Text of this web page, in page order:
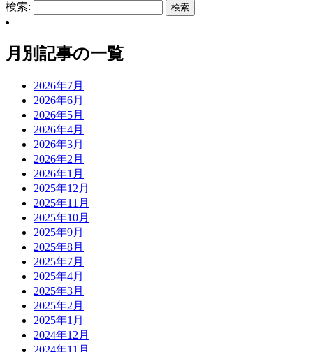
検索:
月別記事の一覧
2026年7月
2026年6月
2026年5月
2026年4月
2026年3月
2026年2月
2026年1月
2025年12月
2025年11月
2025年10月
2025年9月
2025年8月
2025年7月
2025年4月
2025年3月
2025年2月
2025年1月
2024年12月